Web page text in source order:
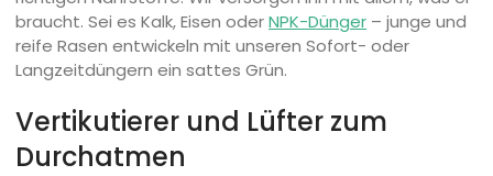
braucht. Sei es Kalk, Eisen oderNPK-Dünger – junge und
reife Rasen entwickeln mit unseren Sofort- oder
Langzeitdüngern ein sattes Grün.
Vertikutierer und Lüfter zum
Durchatmen